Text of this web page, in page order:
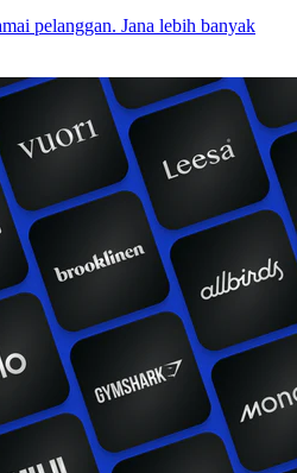
pelanggan. Jana lebih banyak